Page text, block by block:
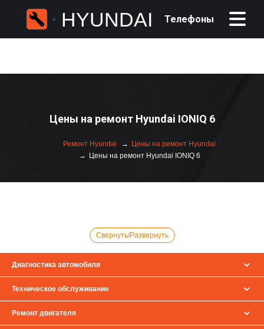
HYUNDAI Телефоны
Цены на ремонт Hyundai IONIQ 6
Ремонт Hyundai
Цены на ремонт Hyundai
Цены на ремонт Hyundai IONIQ 6
Свернуть/Развернуть
Диагностика автомобиля
Техническое обслуживание
Ремонт двигателя